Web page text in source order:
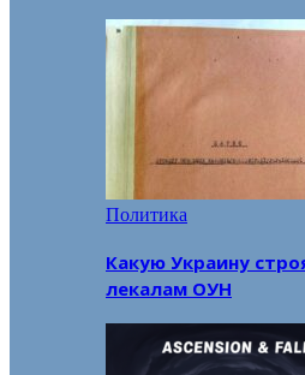
Политика
Какую Украину
лекалам ОУН